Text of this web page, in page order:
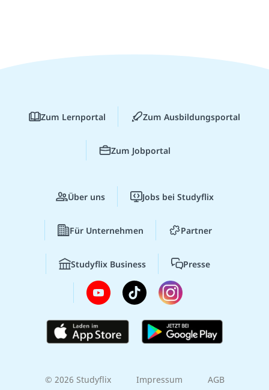
Zum Lernportal Zum Ausbildungsportal
Zum Jobportal
Über uns Jobs bei Studyflix
Für Unternehmen Partner
Studyflix Business Presse
© 2026 Studyflix Impressum AGB